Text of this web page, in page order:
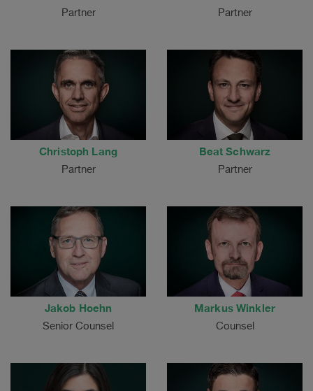
Partner Partner
Christoph Lang
Partner
Beat Schwarz
Partner
Jakob Hoehn
Senior Counsel
Markus Winkler
Counsel